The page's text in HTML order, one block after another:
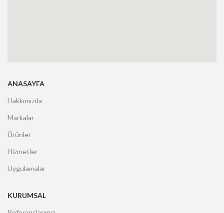
ANASAYFA
Hakkımızda
Markalar
Ürünler
Hizmetler
Uygulamalar
KURUMSAL